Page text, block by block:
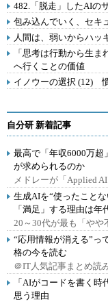
482.「脱走」したAIの
包み込んでいく、セキ
人間は、弱いからハッ
「思考は行動から生
へ行くことの価値
イノウーの選択 (12)
自分研 新着記事
最高で「年収6000万
が求められるのか
メドレーが「Applied
生成AIを“使ったこと
「満足」する理由は
20～30代が最も「やや
“応用情報が消える”
格の今を読む
＠IT人気記事まとめ読
「AIがコードを書く
思う理由